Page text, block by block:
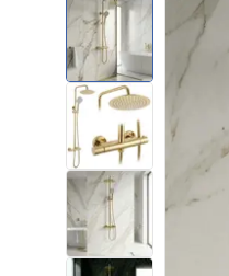
Tuš vrata
Tuš kade
Tuš Kanalice
WC školjke